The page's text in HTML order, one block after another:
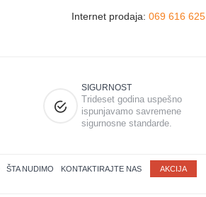
Internet prodaja: 069 616 625
SIGURNOST
Trideset godina uspešno
ispunjavamo savremene
sigurnosne standarde.
ŠTA NUDIMO KONTAKTIRAJTE NAS AKCIJA